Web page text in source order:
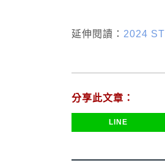
延伸閱讀： 2024
分享此文章：
LINE